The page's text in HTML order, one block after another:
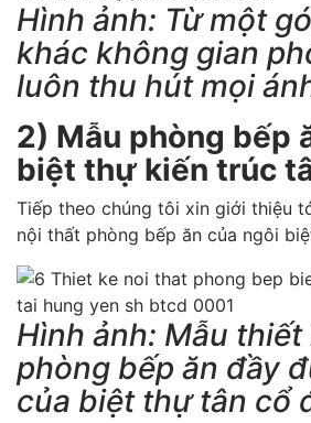
Hình ảnh: Từ một
khác không gian
luôn thu hút mọi
2) Mẫu phòng bếp
biệt thự kiến trúc
Tiếp theo chúng tôi xin giới thiệu
nội thất phòng bếp ăn của ngôi
Hình ảnh: Mẫu
phòng bếp ăn đầy
của biệt thự tân cổ